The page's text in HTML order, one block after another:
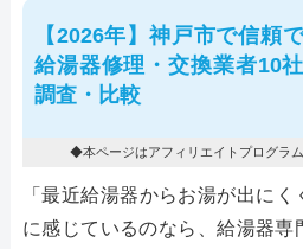
【2026年】神戸市で信頼
給湯器修理・交換業者10
調査・比較
◆本ページはアフィリエイトプログラ
「最近給湯器からお湯が出に
に感じているのなら、給湯器専